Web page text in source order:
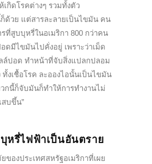
กิดโรคต่างๆ รวมทั้งตัว
ด้วย แต่สารละลายเป็นไขมัน คน
ที่สูบบุหรี่ในอเมริกา 800 กว่าคน
ดมีไขมันไปคั่งอยู่ เพราะว่าเม็ด
ล์ปอด ทำหน้าที่จับสิ่งแปลกปลอม
ทั้งเชื้อโรค ละอองไอนั้นเป็นไขมัน
วกนี้ก็จับมันก็ทำให้การทำงานไม่
สบขึ้น”
หรี่ไฟฟ้าเป็นอันตราย
ของประเทศสหรัฐอเมริกาที่เผย